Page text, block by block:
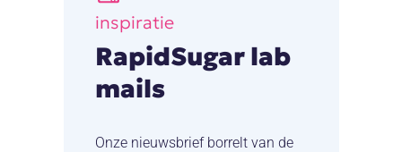
inspiratie
RapidSugar lab
mails
Onze nieuwsbrief borrelt van de